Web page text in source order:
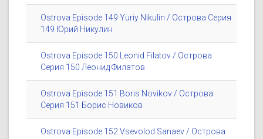
Ostrova Episode 149 Yuriy Nikulin / Острова Серия
149 Юрий Никулин
Ostrova Episode 150 Leonid Filatov / Острова
Серия 150 Леонид Филатов
Ostrova Episode 151 Boris Novikov / Острова
Серия 151 Борис Новиков
Ostrova Episode 152 Vsevolod Sanaev / Острова